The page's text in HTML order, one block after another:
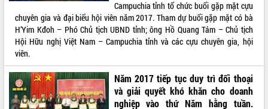
Thứ trưởng Bộ Y tế làm việc với tỉnh
Đắk Lắk về phát triển nhân lực y tế
cho trạm y tế cấp xã
Du lịch Đắk Lắk nâng tầm trải nghiệm
du khách thông qua Hệ thống cơ sở dữ
liệu và Bản đồ số
Tập huấn ứng dụng trí tuệ nhân tạo (AI)
trong thương mại điện tử năm 2026
Campuchia tỉnh tổ chức buổi gặp mặt cựu
chuyên gia và đại biểu hội viên năm 2017. Tham dự buổi gặp mặt có bà
H’Yim Kđoh – Phó Chủ tịch UBND tỉnh; ông Hồ Quang Tám – Chủ tịch
Hội Hữu nghị Việt Nam – Campuchia tỉnh và các cựu chuyên gia, hội
viên.
Năm 2017 tiếp tục duy trì đối thoại
và giải quyết khó khăn cho doanh
nghiệp vào thứ Năm hằng tuần.